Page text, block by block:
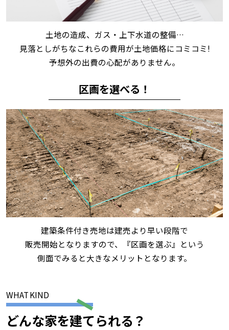
土地の造成、ガス・上下水道の整備…
見落としがちなこれらの費用が土地価格にコミコミ!
予想外の出費の心配がありません。
区画を選べる！
建築条件付き売地は建売より早い段階で
販売開始となりますので、『区画を選ぶ』という
側面でみると大きなメリットとなります。
WHAT KIND
どんな家を建てられる？